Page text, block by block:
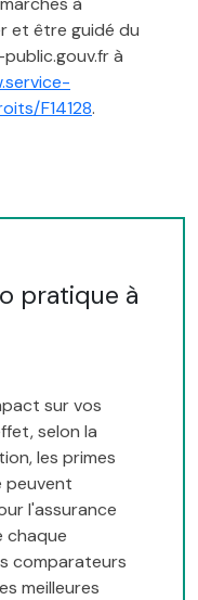
et être guidé du
à
F14128.
pratique à
sur vos
selon la
les primes
peuvent
l'assurance
chaque
comparateurs
meilleures